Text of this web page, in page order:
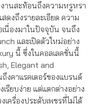
านสะท้อนถึงความหรูหรา
ดงถึงรายละเอียด ความ
นื่องมาในปัจจุบัน จนถึง
และเปิดตัวใหม่อย่าง
นี้ ซึ่งในคอลเลคชั่นนี้
Elegant and
งคาแรคเตอร์ของแบรนด์
เรียบง่าย แต่แตกต่างอย่าง
ครื่องประดับเพชรที่ไม่ได้